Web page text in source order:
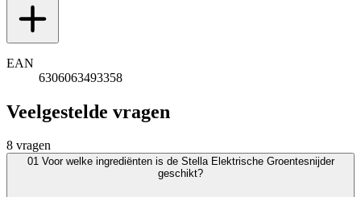
EAN
6306063493358
Veelgestelde vragen
8 vragen
01 Voor welke ingrediënten is de Stella Elektrische Groentesnijder
geschikt?